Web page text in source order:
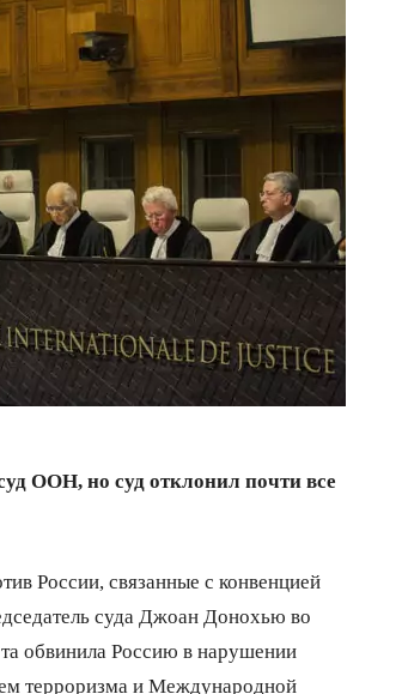
ООН, но суд отклонил почти все
России, связанные с конвенцией
суда Джоан Донохью во
обвинила Россию в нарушении
терроризма и Международной